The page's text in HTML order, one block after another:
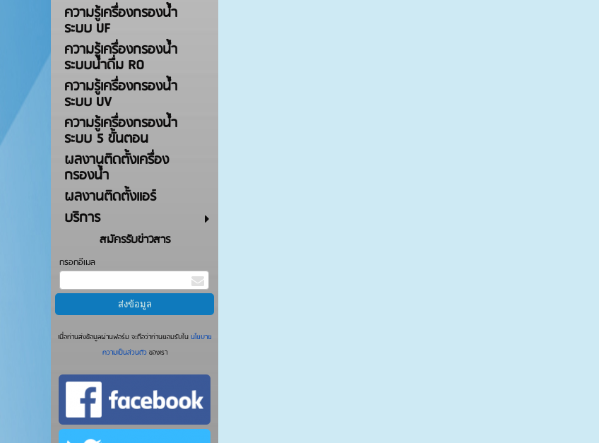
ความรู้เครื่องกรองน้ำ
ระบบ UF
ความรู้เครื่องกรองน้ำ
ระบบน้ำดื่ม RO
ความรู้เครื่องกรองน้ำ
ระบบ UV
ความรู้เครื่องกรองน้ำ
ระบบ 5 ขั้นตอน
ผลงานติดตั้งเครื่อง
กรองน้ำ
ผลงานติดตั้งแอร์
บริการ
สมัครรับข่าวสาร
กรอกอีเมล
เมื่อท่านส่งข้อมูลผ่านฟอร์ม จะถือว่าท่านยอมรับในนโยบาย
ความเป็นส่วนตัวของเรา